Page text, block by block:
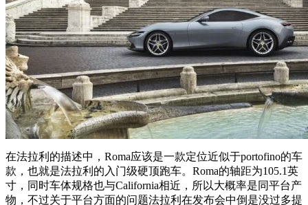
在法拉利的描述中，Roma应该是一款定位近似于portofino的车
款，也就是法拉利的入门级硬顶跑车。Roma的轴距为105.1英
寸，同时车体规格也与California相近，所以大概率是同平台产
物，不过关于平台方面的问题法拉利在发布会中倒是没过多提